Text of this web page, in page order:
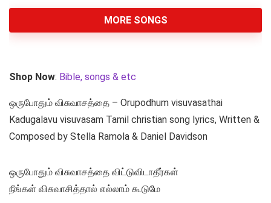
MORE SONGS
Shop Now: Bible, songs & etc
ஒருபோதும் விசுவாசத்தை – Orupodhum visuvasathai
Kadugalavu visuvasam Tamil christian song lyrics, Written &
Composed by Stella Ramola & Daniel Davidson
ஒருபோதும் விசுவாசத்தை விட்டுவிடாதீர்கள்
நீங்கள் விசுவாசித்தால் எல்லாம் கூடுமே